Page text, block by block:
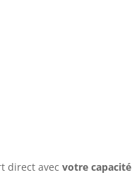
direct avecvotre capacité